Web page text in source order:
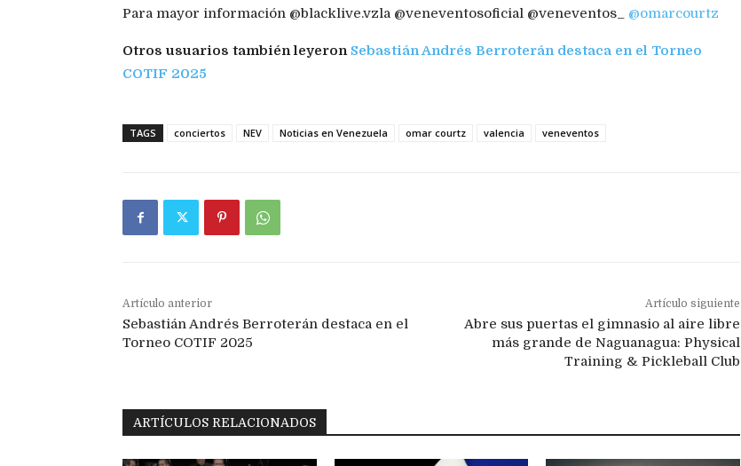
Para mayor información @blacklive.vzla @veneventosoficial @veneventos_ @omarcourtz
Otros usuarios también leyeronSebastián Andrés Berroterán destaca en el Torneo
COTIF 2025
TAGS conciertos NEV Noticias en Venezuela omar courtz valencia veneventos
Artículo anterior
Sebastián Andrés Berroterán destaca en el
Torneo COTIF 2025
Artículo siguiente
Abre sus puertas el gimnasio al aire libre
más grande de Naguanagua: Physical
Training & Pickleball Club
ARTÍCULOS RELACIONADOS